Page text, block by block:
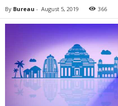
By Bureau - August 5, 2019 366